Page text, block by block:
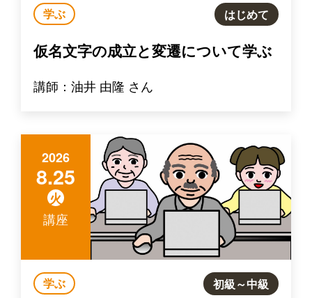
学ぶ はじめて
仮名文字の成立と変遷について学ぶ
講師：油井 由隆 さん
2026
8.25
火
講座
学ぶ 初級～中級